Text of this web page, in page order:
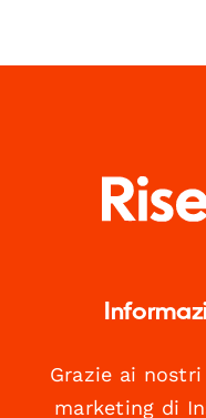
Grazie ai
marketing di